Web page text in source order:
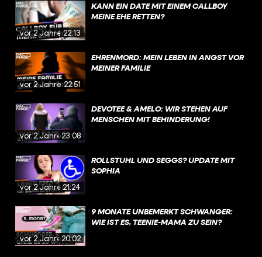
vor 2 Jahren22:13
KANN EIN DATE MIT EINEM CALLBOY
MEINE EHE RETTEN?
vor 2 Jahren22:51
EHRENMORD: MEIN LEBEN IN ANGST VOR
MEINER FAMILIE
vor 2 Jahren23:08
DEVOTEE & AMELO: WIR STEHEN AUF
MENSCHEN MIT BEHINDERUNG!
vor 2 Jahren21:24
ROLLSTUHL UND SEGGS? UPDATE MIT
SOPHIA
vor 2 Jahren20:02
9 MONATE UNBEMERKT SCHWANGER:
WIE IST ES, TEENIE-MAMA ZU SEIN?